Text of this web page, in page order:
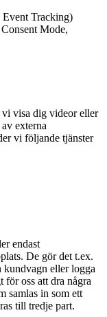
Tracking)
Mode,
vi visa dig videor eller
externa
vi följande tjänster
endast
De gör det t.ex.
eller logga
oss att dra några
samlas in som ett
till tredje part.